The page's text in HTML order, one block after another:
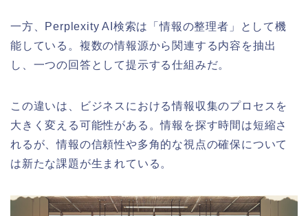
一方、Perplexity AI検索は「情報の整理者」として機
能している。複数の情報源から関連する内容を抽出
し、一つの回答として提示する仕組みだ。
この違いは、ビジネスにおける情報収集のプロセスを
大きく変える可能性がある。情報を探す時間は短縮さ
れるが、情報の信頼性や多角的な視点の確保について
は新たな課題が生まれている。